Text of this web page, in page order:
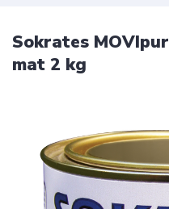
Sokrates
mat 2 kg